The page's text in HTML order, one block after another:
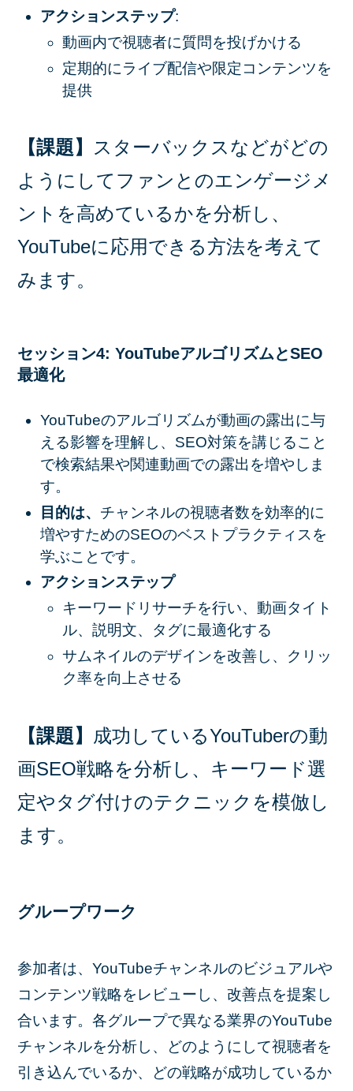
アクションステップ:
動画内で視聴者に質問を投げかける
定期的にライブ配信や限定コンテンツを
提供
【課題】
スターバックスなどがどの
ようにしてファンとのエンゲージメ
ントを高めているかを分析し、
YouTubeに応用できる方法を考えて
みます。
セッション4: YouTubeアルゴリズムとSEO
最適化
YouTubeのアルゴリズムが動画の露出に与
える影響を理解し、SEO対策を講じること
で検索結果や関連動画での露出を増やしま
す。
目的は、 チャンネルの視聴者数を効率的に
増やすためのSEOのベストプラクティスを
学ぶことです。
アクションステップ
キーワードリサーチを行い、動画タイト
ル、説明文、タグに最適化する
サムネイルのデザインを改善し、クリッ
ク率を向上させる
【課題】 成功しているYouTuberの動
画SEO戦略を分析し、キーワード選
定やタグ付けのテクニックを模倣し
ます。
グループワーク
参加者は、YouTubeチャンネルのビジュアルや
コンテンツ戦略をレビューし、改善点を提案し
合います。各グループで異なる業界のYouTube
チャンネルを分析し、どのようにして視聴者を
引き込んでいるか、どの戦略が成功しているか